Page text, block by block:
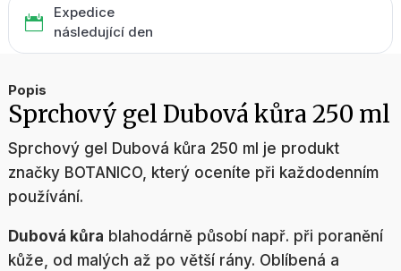

Expedice
následující den
Popis
Sprchový gel Dubová kůra 250 ml
Sprchový gel Dubová kůra 250 ml je produkt
značky BOTANICO, který oceníte při každodenním
používání.
Dubová kůra blahodárně působí např. při poranění
kůže, od malých až po větší rány. Oblíbená a